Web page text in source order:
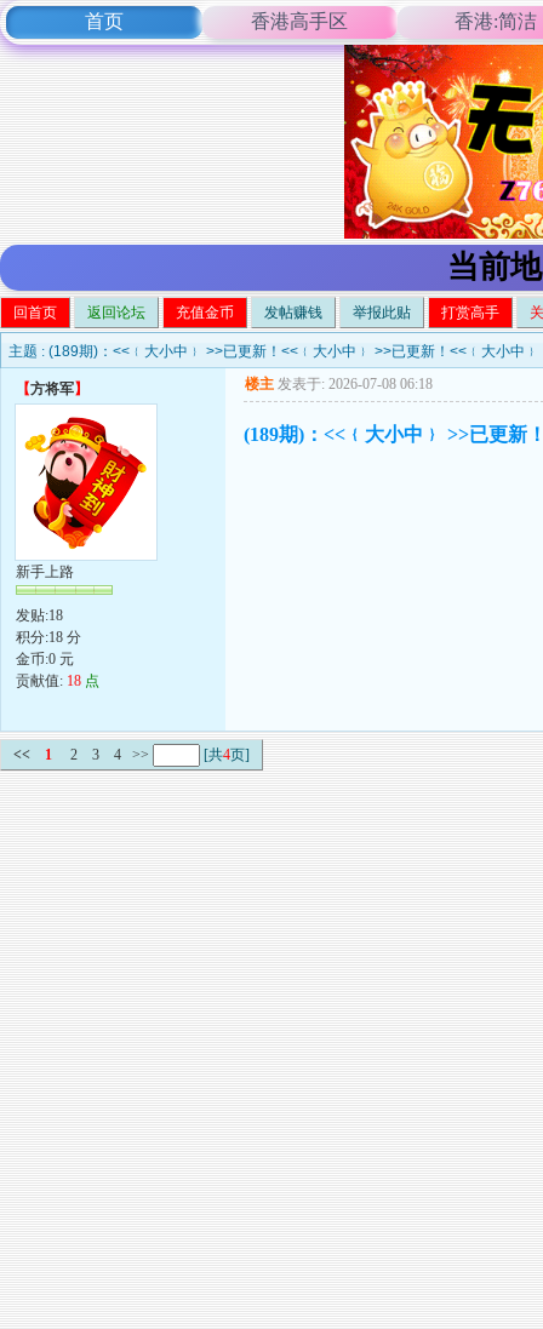
首页 香港高手区 香港:简洁
当前
回首页 返回论坛 充值金币 发帖赚钱 举报此贴 打赏高手
主题 : (189期)：<<﹛大小中﹜ >>已更新！<<﹛大小中﹜ >>已更新！<<﹛大小中
【方将军】
新手上路
发贴:18
积分:18 分
金币:0 元
贡献值: 18 点
楼主 发表于: 2026-07-08 06:18
(189期)：<<﹛大小中﹜ >>已更新
<< 1 2 3 4 >> [共4页]